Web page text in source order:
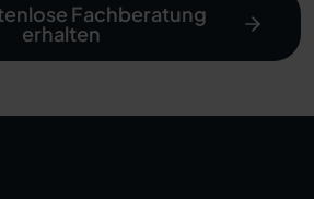
Fachberatung
erhalten